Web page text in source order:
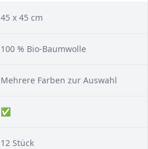
45 x 45 cm
100 % Bio-Baumwolle
Mehrere Farben zur Auswahl
✅
12 Stück